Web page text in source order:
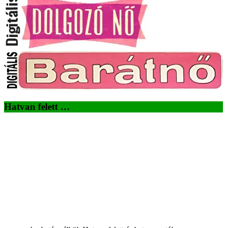
Hatvan felett …